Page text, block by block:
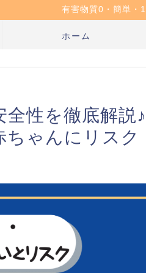
有害物質0・簡単・
ホーム
性を徹底解説
ゃんにリスク